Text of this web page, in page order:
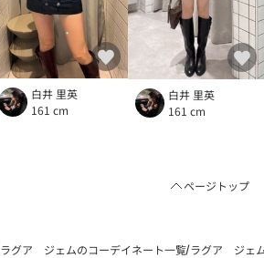
白井 里英
161 cm
白井 里英
161 cm
ページトップ
ラグア ジェムのコーデイネート一覧 ラグア ジェ